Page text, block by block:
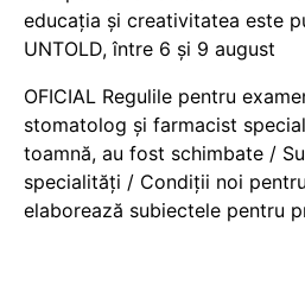
educația și creativitatea este
UNTOLD, între 6 și 9 august
OFICIAL Regulile pentru
stomatolog și farmacist
toamnă, au fost schimbate /
specialități / Condiții noi
elaborează subiectele pentru